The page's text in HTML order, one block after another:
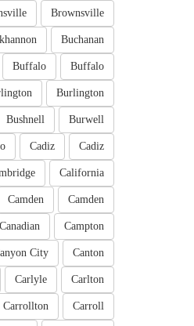
Brownsville
Buchanan
Buffalo
Buffalo
Burlington
Burwell
Bushnell
Cadiz
Cadiz
California
Camden
Camden
Campton
Canadian
Canton
City
Carlton
Carlyle
Carroll
Carrollton